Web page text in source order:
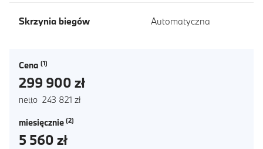
Skrzynia biegów Automatyczna
Cena
299 900 zł
netto 243 821 zł
miesięcznie
5 560 zł